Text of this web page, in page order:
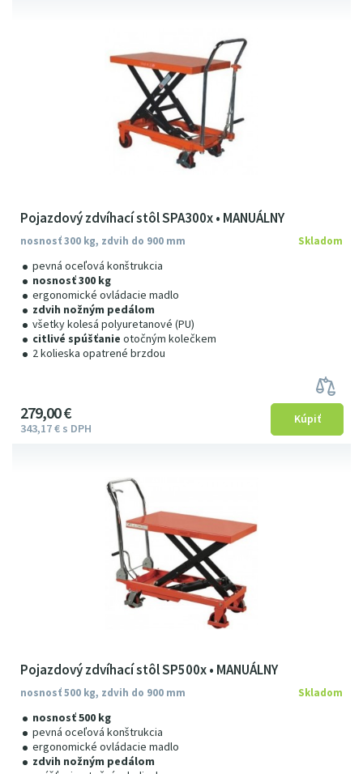
Pojazdový zdvíhací stôl SPA300x • MANUÁLNY
nosnosť 300 kg, zdvih do 900 mm
pevná oceľová konštrukcia
nosnosť 300 kg
ergonomické ovládacie madlo
zdvih nožným pedálom
všetky kolesá polyuretanové (PU)
citlivé spúšťanie otočným kolečkem
2 kolieska opatrené brzdou
Skladom
279 00€
343 17€ s DPH
Pojazdový zdvíhací stôl SP500x • MANUÁLNY
nosnosť 500 kg, zdvih do 900 mm
nosnosť 500 kg
pevná oceľová konštrukcia
ergonomické ovládacie madlo
zdvih nožným pedálom
Skladom